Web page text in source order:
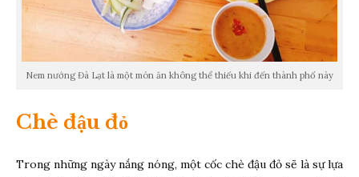
Nem nướng Đà Lạt là một món ăn không thể thiếu khi đến thành phố này
Chè đậu đỏ
Trong những ngày nắng nóng, một cốc chè đậu đỏ sẽ là sự lựa